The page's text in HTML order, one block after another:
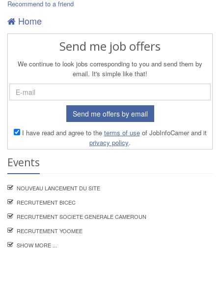
Recommend to a friend
Home
Send me job offers
We continue to look jobs corresponding to you and send them by
email. It's simple like that!
Send me offers by email
I have read and agree to the terms of useof JobInfoCamer and it
privacy policy.
Events
NOUVEAU LANCEMENT DU SITE
RECRUTEMENT BICEC
RECRUTEMENT SOCIETE GENERALE CAMEROUN
RECRUTEMENT YOOMEE
SHOW MORE ...